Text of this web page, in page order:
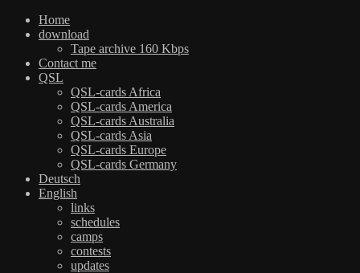
Home
download
Tape archive 160 Kbps
Contact me
QSL
QSL-cards Africa
QSL-cards America
QSL-cards Australia
QSL-cards Asia
QSL-cards Europe
QSL-cards Germany
Deutsch
English
links
schedules
camps
contests
updates